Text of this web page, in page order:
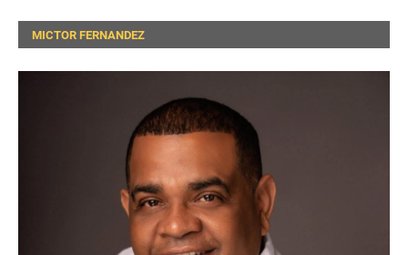
MICTOR FERNANDEZ